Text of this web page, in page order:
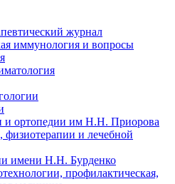
журнал
иммунология и вопросы
и ортопедии им Н.Н. Приорова
и лечебной
имени Н.Н. Бурденко
профилактическая,